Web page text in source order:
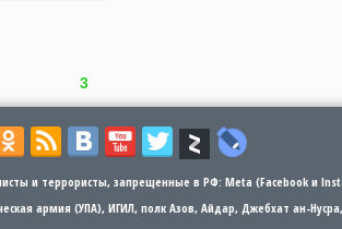
3
и террористы, запрещенные в РФ: Meta (Facebook и
армия (УПА), ИГИЛ, полк Азов, Айдар, Джебхат ан-